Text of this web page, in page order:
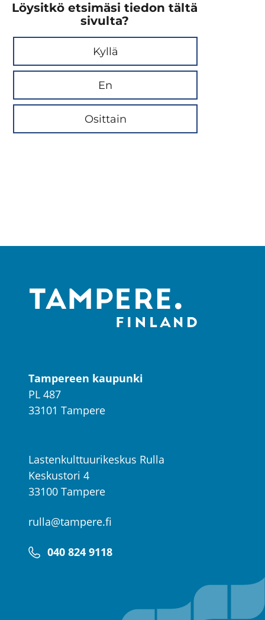
Löysitkö etsimäsi tiedon tältä
sivulta?
Kyllä
En
Osittain
Tampereen kaupunki
PL 487
33101 Tampere
Lastenkulttuurikeskus Rulla
Keskustori 4
33100 Tampere
rulla@tampere.fi
040 824 9118